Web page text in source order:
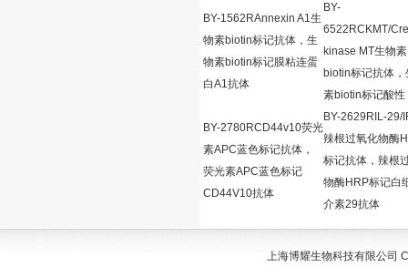
BY-1562RAnnexin A1生
物素biotin标记抗体，生
物素biotin标记膜粘连蛋
白A1抗体
BY-
6522RCKMT/
kinase MT生物素
biotin标记抗体，
素biotin标记酸性
BY-2780RCD44v10荧光
素APC蓝色标记抗体，
荧光素APC蓝色标记
CD44V10抗体
BY-2629RIL-29/
辣根过氧化物酶
标记抗体，辣根
物酶HRP标记白
介素29抗体
上海博耀生物科技有限公司